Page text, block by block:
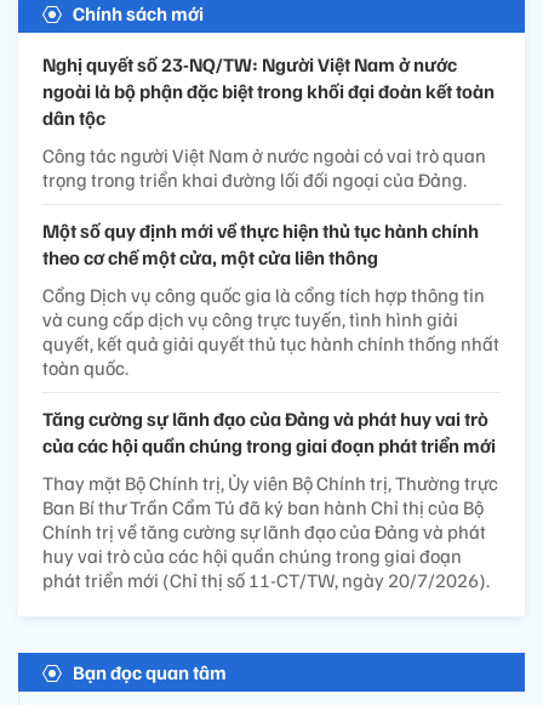
Chính sách mới
Nghị quyết số 23-NQ/TW: Người Việt Nam ở nước
ngoài là bộ phận đặc biệt trong khối đại đoàn kết toàn
dân tộc
Công tác người Việt Nam ở nước ngoài có vai trò quan
trọng trong triển khai đường lối đối ngoại của Đảng.
Một số quy định mới về thực hiện thủ tục hành chính
theo cơ chế một cửa, một cửa liên thông
Cổng Dịch vụ công quốc gia là cổng tích hợp thông tin
và cung cấp dịch vụ công trực tuyến, tình hình giải
quyết, kết quả giải quyết thủ tục hành chính thống nhất
toàn quốc.
Tăng cường sự lãnh đạo của Đảng và phát huy vai trò
của các hội quần chúng trong giai đoạn phát triển mới
Thay mặt Bộ Chính trị, Ủy viên Bộ Chính trị, Thường trực
Ban Bí thư Trần Cẩm Tú đã ký ban hành Chỉ thị của Bộ
Chính trị về tăng cường sự lãnh đạo của Đảng và phát
huy vai trò của các hội quần chúng trong giai đoạn
phát triển mới (Chỉ thị số 11-CT/TW, ngày 20/7/2026).
Bạn đọc quan tâm